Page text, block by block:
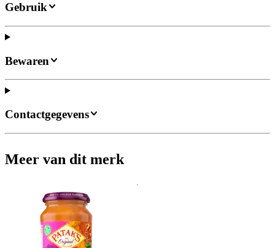
Gebruik
Bewaren
Contactgegevens
Meer van dit merk